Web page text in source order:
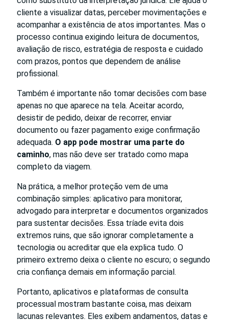
cliente a visualizar datas, perceber movimentações e
acompanhar a existência de atos importantes. Mas o
processo continua exigindo leitura de documentos,
avaliação de risco, estratégia de resposta e cuidado
com prazos, pontos que dependem de análise
profissional.
Também é importante não tomar decisões com base
apenas no que aparece na tela. Aceitar acordo,
desistir de pedido, deixar de recorrer, enviar
documento ou fazer pagamento exige confirmação
adequada. O app pode mostrar uma parte do
caminho, mas não deve ser tratado como mapa
completo da viagem.
Na prática, a melhor proteção vem de uma
combinação simples: aplicativo para monitorar,
advogado para interpretar e documentos organizados
para sustentar decisões. Essa tríade evita dois
extremos ruins, que são ignorar completamente a
tecnologia ou acreditar que ela explica tudo. O
primeiro extremo deixa o cliente no escuro; o segundo
cria confiança demais em informação parcial.
Portanto, aplicativos e plataformas de consulta
processual mostram bastante coisa, mas deixam
lacunas relevantes. Eles exibem andamentos, datas e